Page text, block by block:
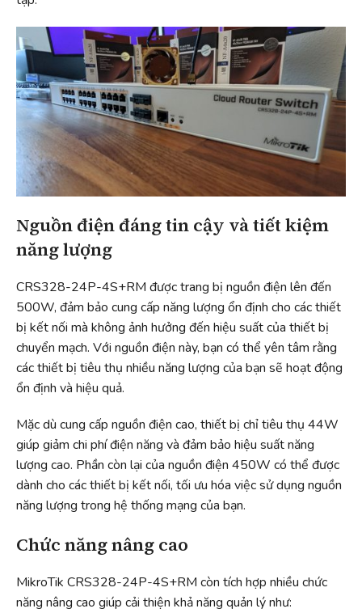
Nguồn điện đáng tin cậy và tiết kiệm
năng lượng
CRS328-24P-4S+RM được trang bị nguồn điện lên đến
500W, đảm bảo cung cấp năng lượng ổn định cho các thiết
bị kết nối mà không ảnh hưởng đến hiệu suất của thiết bị
chuyển mạch. Với nguồn điện này, bạn có thể yên tâm rằng
các thiết bị tiêu thụ nhiều năng lượng của bạn sẽ hoạt động
ổn định và hiệu quả.
Mặc dù cung cấp nguồn điện cao, thiết bị chỉ tiêu thụ 44W
giúp giảm chi phí điện năng và đảm bảo hiệu suất năng
lượng cao. Phần còn lại của nguồn điện 450W có thể được
dành cho các thiết bị kết nối, tối ưu hóa việc sử dụng nguồn
năng lượng trong hệ thống mạng của bạn.
Chức năng nâng cao
MikroTik CRS328-24P-4S+RM còn tích hợp nhiều chức
năng nâng cao giúp cải thiện khả năng quản lý như: